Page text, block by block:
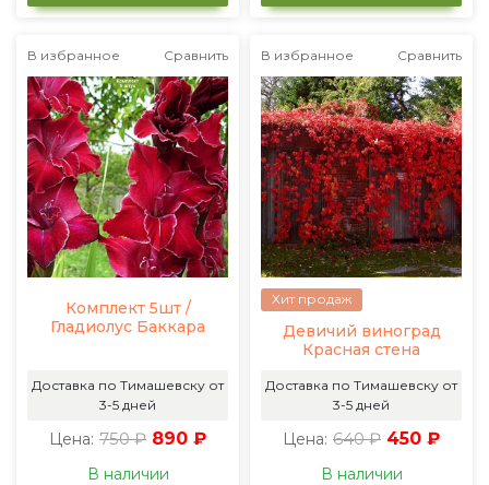
В избранное Сравнить
Комплект 5шт /
Гладиолус Баккара
Доставка по Тимашевску от
3-5 дней
Цена: 750 ₽ 890 ₽
В наличии
В избранное Сравнить
Хит продаж
Девичий виноград
Красная стена
Доставка по Тимашевску от
3-5 дней
Цена: 640 ₽ 450 ₽
В наличии